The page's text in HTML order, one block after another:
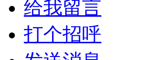
给我留言
打个招呼